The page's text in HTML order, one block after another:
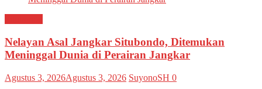
Nelayan Asal Jangkar Situbondo, Ditemukan
Meninggal Dunia di Perairan Jangkar
Agustus 3, 2026Agustus 3, 2026 SuyonoSH 0